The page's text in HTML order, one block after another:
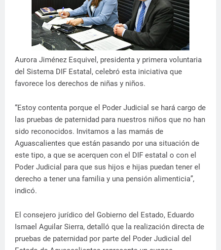
Aurora Jiménez Esquivel, presidenta y primera voluntaria
del Sistema DIF Estatal, celebró esta iniciativa que
favorece los derechos de niñas y niños.
“Estoy contenta porque el Poder Judicial se hará cargo de
las pruebas de paternidad para nuestros niños que no han
sido reconocidos. Invitamos a las mamás de
Aguascalientes que están pasando por una situación de
este tipo, a que se acerquen con el DIF estatal o con el
Poder Judicial para que sus hijos e hijas puedan tener el
derecho a tener una familia y una pensión alimenticia”,
indicó.
El consejero jurídico del Gobierno del Estado, Eduardo
Ismael Aguilar Sierra, detalló que la realización directa de
pruebas de paternidad por parte del Poder Judicial del